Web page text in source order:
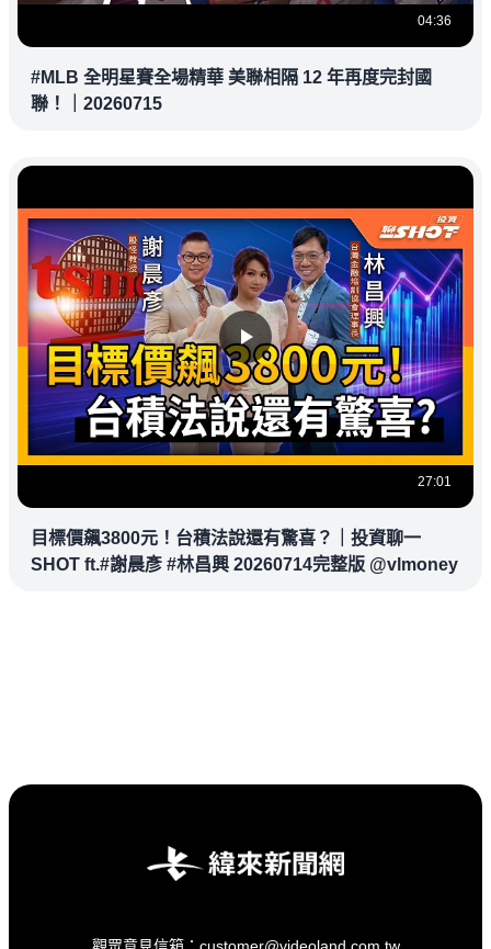
04:36
#MLB 全明星賽全場精華 美聯相隔 12 年再度完封國
聯！｜20260715
27:01
目標價飆3800元！台積法說還有驚喜？｜投資聊一
SHOT ft.#謝晨彥 #林昌興 20260714完整版 @vlmoney
觀眾意見信箱：customer@videoland.com.tw